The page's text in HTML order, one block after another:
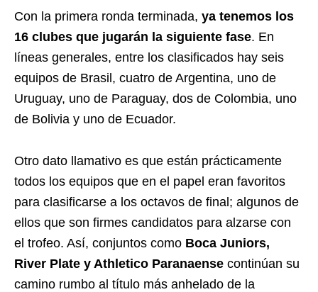
Con la primera ronda terminada, ya tenemos los
16 clubes que jugarán la siguiente fase. En
líneas generales, entre los clasificados hay seis
equipos de Brasil, cuatro de Argentina, uno de
Uruguay, uno de Paraguay, dos de Colombia, uno
de Bolivia y uno de Ecuador.
Otro dato llamativo es que están prácticamente
todos los equipos que en el papel eran favoritos
para clasificarse a los octavos de final; algunos de
ellos que son firmes candidatos para alzarse con
el trofeo. Así, conjuntos como Boca Juniors,
River Plate y Athletico Paranaense continúan su
camino rumbo al título más anhelado de la